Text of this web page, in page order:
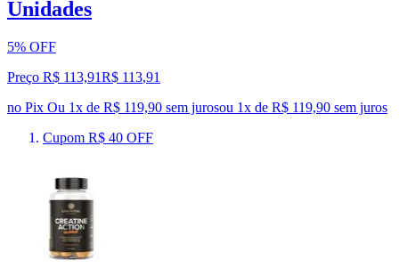
Unidades
5% OFF
Preço R$ 113,91R$ 113,91
no Pix Ou 1x de R$ 119,90 sem jurosou 1x de R$ 119,90 sem juros
Cupom R$ 40 OFF